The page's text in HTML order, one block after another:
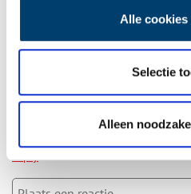
Alle cookies
Selectie
Alleen
Aanvullingen
Vul deze informatie aan of geef
John van den Houten
12/05/2026 om 12:37
Loosdrecht
Reply